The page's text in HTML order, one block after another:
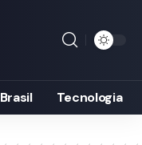
Brasil Tecnologia